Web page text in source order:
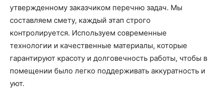
утвержденному заказчиком перечню задач. Мы
составляем смету, каждый этап строго
контролируется. Используем современные
технологии и качественные материалы, которые
гарантируют красоту и долговечность работы, чтобы в
помещении было легко поддерживать аккуратность и
уют.